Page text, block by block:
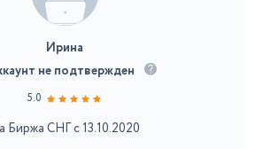
Ирина
не подтвержден
5.0
Биржа СНГ с 13.10.2020